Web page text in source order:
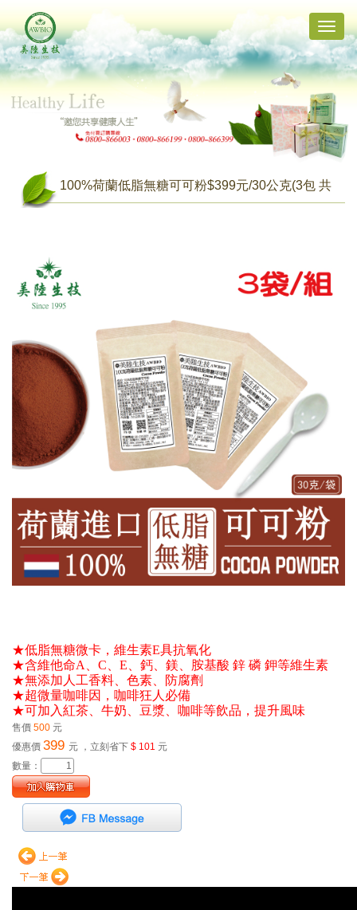
Toggle
100%荷蘭低脂無糖可可粉$399元/30公克(3包 共
★低脂無糖微卡，維生素E具抗氧化
★含維他命A、C、E、鈣、鎂、胺基酸 鋅 磷 鉀等維生素
★無添加人工香料、色素、防腐劑
★超微量咖啡因，咖啡狂人必備
★可加入紅茶、牛奶、豆漿、咖啡等飲品，提升風味
售價 500 元
優惠價 399 元 ，立刻省下 $ 101 元
數量：